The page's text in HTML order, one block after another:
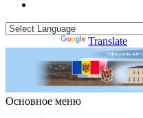
Translate
Основное меню